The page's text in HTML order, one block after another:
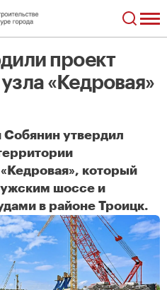
проект
«Кедровая»
утвердил
который
шоссе и
в районе Троицк.
В Москве утвердили проект транспортного узла «Кедровая» в Троицке